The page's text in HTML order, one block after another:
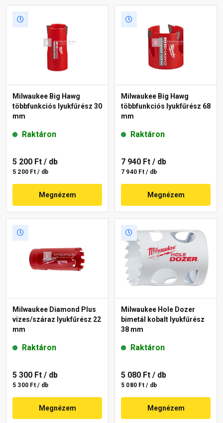
Milwaukee Big Hawg
többfunkciós lyukfűrész 30
mm
Raktáron
5 200 Ft / db
5 200 Ft / db
Megnézem
Milwaukee Big Hawg
többfunkciós lyukfűrész 68
mm
Raktáron
7 940 Ft / db
7 940 Ft / db
Megnézem
Milwaukee Diamond Plus
vizes/száraz lyukfűrész 22
mm
Raktáron
5 300 Ft / db
5 300 Ft / db
Megnézem
Milwaukee Hole Dozer
bimetál kobalt lyukfűrész
38 mm
Raktáron
5 080 Ft / db
5 080 Ft / db
Megnézem